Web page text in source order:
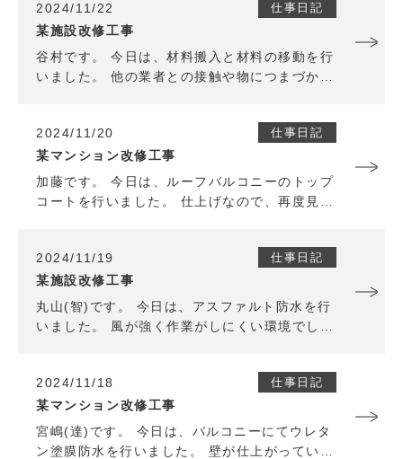
す。
2024/11/22 仕事日記
某施設改修工事
谷村です。 今日は、材料搬入と材料の移動を行
いました。 他の業者との接触や物につまづかな
で、体調を崩さないように明日も頑張ります。
2024/11/20 仕事日記
某マンション改修工事
加藤です。 今日は、ルーフバルコニーのトップ
コートを行いました。 仕上げなので、再度見直
2024/11/19
仕事日記
某施設改修工事
丸山(智)です。 今日は、アスファルト防水を行
いました。 風が強く作業がしにくい環境でした
万全な状態で仕事ができるように体調管理にも
気をつけて明日も頑張ります。
2024/11/18 仕事日記
某マンション改修工事
宮嶋(達)です。 今日は、バルコニーにてウレタ
ン塗膜防水を行いました。 壁が仕上がっていた